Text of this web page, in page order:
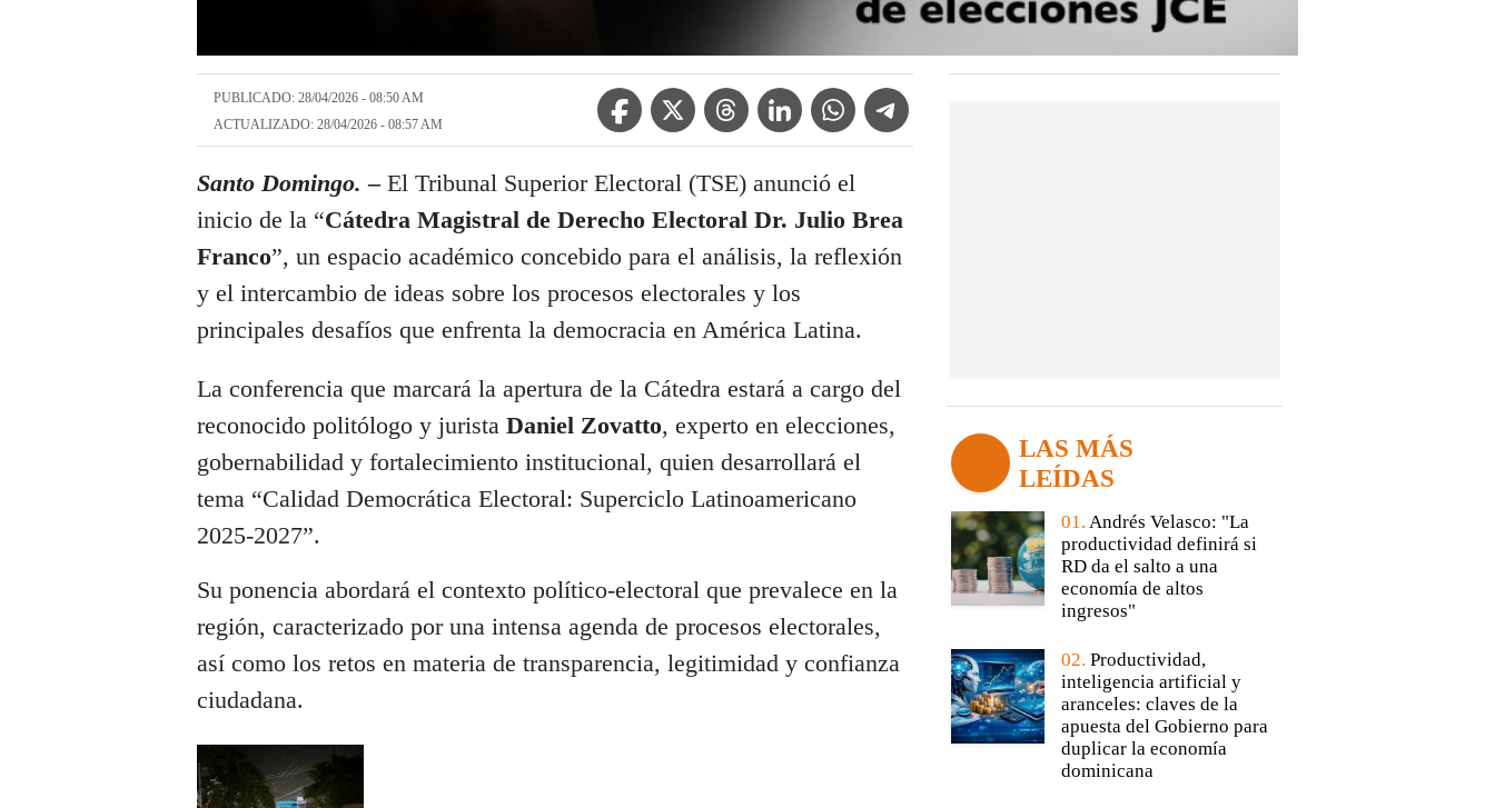
PUBLICADO: 28/04/2026 - 08:50 AM
ACTUALIZADO: 28/04/2026 - 08:57 AM
Facebook IconTwitter IconThreads IconLinkedin IconWhatsApp IconTelegram Icon
Santo Domingo. –El Tribunal Superior Electoral (TSE) anunció el
inicio de la “Cátedra Magistral de Derecho Electoral Dr. Julio Brea
Franco”, un espacio académico concebido para el análisis, la reflexión
y el intercambio de ideas sobre los procesos electorales y los
principales desafíos que enfrenta la democracia en América Latina.
La conferencia que marcará la apertura de la Cátedra estará a cargo del
reconocido politólogo y jurista Daniel Zovatto, experto en elecciones,
gobernabilidad y fortalecimiento institucional, quien desarrollará el
tema “Calidad Democrática Electoral: Superciclo Latinoamericano
2025-2027”.
Su ponencia abordará el contexto político-electoral que prevalece en la
región, caracterizado por una intensa agenda de procesos electorales,
así como los retos en materia de transparencia, legitimidad y confianza
ciudadana.
LAS MÁS
LEÍDAS
01. Andrés Velasco: "La
productividad definirá si
RD da el salto a una
economía de altos
ingresos"
02. Productividad,
inteligencia artificial y
aranceles: claves de la
apuesta del Gobierno para
duplicar la economía
dominicana